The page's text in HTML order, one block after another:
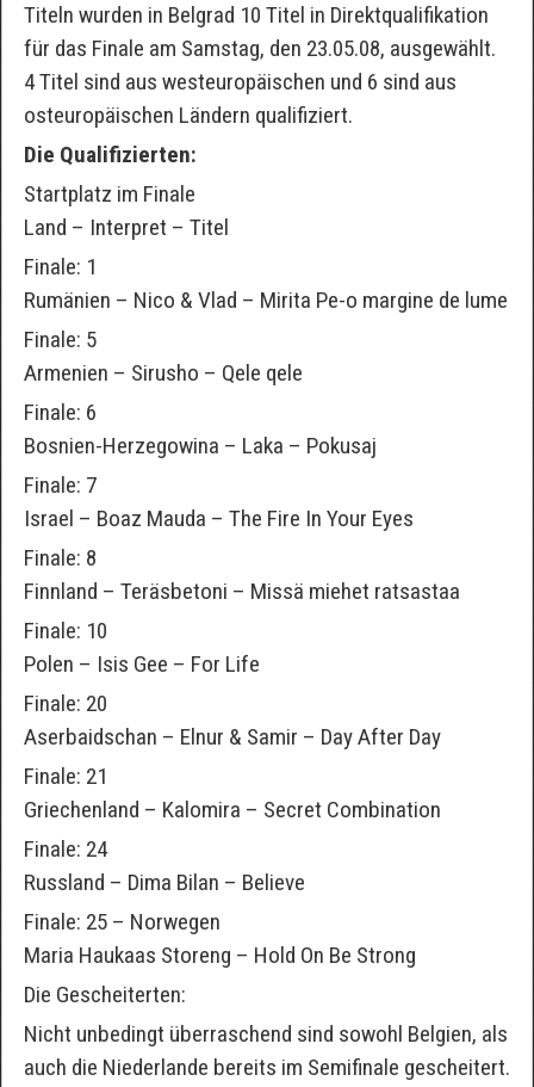
Titeln wurden in Belgrad 10 Titel in Direktqualifikation
für das Finale am Samstag, den 23.05.08, ausgewählt.
4 Titel sind aus westeuropäischen und 6 sind aus
osteuropäischen Ländern qualifiziert.
Die Qualifizierten:
Startplatz im Finale
Land – Interpret – Titel
Finale: 1
Rumänien – Nico & Vlad – Mirita Pe-o margine de lume
Finale: 5
Armenien – Sirusho – Qele qele
Finale: 6
Bosnien-Herzegowina – Laka – Pokusaj
Finale: 7
Israel – Boaz Mauda – The Fire In Your Eyes
Finale: 8
Finnland – Teräsbetoni – Missä miehet ratsastaa
Finale: 10
Polen – Isis Gee – For Life
Finale: 20
Aserbaidschan – Elnur & Samir – Day After Day
Finale: 21
Griechenland – Kalomira – Secret Combination
Finale: 24
Russland – Dima Bilan – Believe
Finale: 25 – Norwegen
Maria Haukaas Storeng – Hold On Be Strong
Die Gescheiterten:
Nicht unbedingt überraschend sind sowohl Belgien, als
auch die Niederlande bereits im Semifinale gescheitert.